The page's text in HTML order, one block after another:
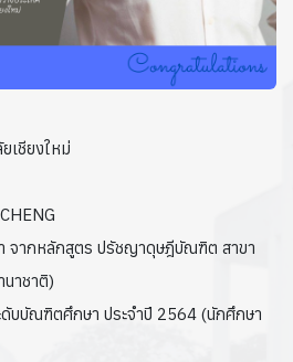
เชียงใหม่
จากหลักสูตร ปรัชญาดุษฎีบัณฑิต สาขา
าชาติ)
ดับบัณฑิตศึกษา ประจำปี 2564 (นักศึกษา